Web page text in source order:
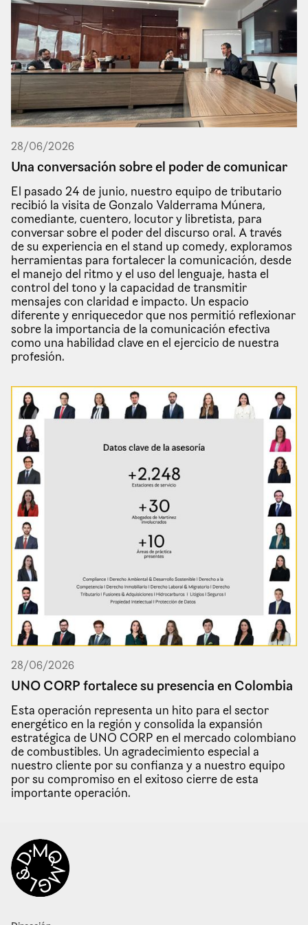
28/06/2026
Una conversación sobre el poder de comunicar
El pasado 24 de junio, nuestro equipo de tributario
recibió la visita de Gonzalo Valderrama Múnera,
comediante, cuentero, locutor y libretista, para
conversar sobre el poder del discurso oral. A través
de su experiencia en el stand up comedy, exploramos
herramientas para fortalecer la comunicación, desde
el manejo del ritmo y el uso del lenguaje, hasta el
control del tono y la capacidad de transmitir
mensajes con claridad e impacto. Un espacio
diferente y enriquecedor que nos permitió reflexionar
sobre la importancia de la comunicación efectiva
como una habilidad clave en el ejercicio de nuestra
profesión.
28/06/2026
UNO CORP fortalece su presencia en Colombia
Esta operación representa un hito para el sector
energético en la región y consolida la expansión
estratégica de UNO CORP en el mercado colombiano
de combustibles. Un agradecimiento especial a
nuestro cliente por su confianza y a nuestro equipo
por su compromiso en el exitoso cierre de esta
importante operación.